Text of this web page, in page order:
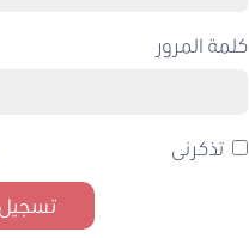
كلمة المرور
تذكرنى